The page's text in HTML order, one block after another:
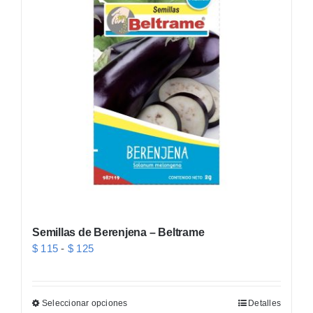
Las
opciones
se
pueden
elegir
en
la
página
de
producto
Semillas de Berenjena – Beltrame
$ 115 - $ 125Rango
desde
Seleccionar opcionesEste
Detalles